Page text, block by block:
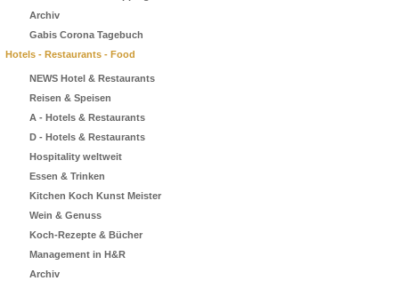
Archiv
Gabis Corona Tagebuch
Hotels - Restaurants - Food
NEWS Hotel & Restaurants
Reisen & Speisen
A - Hotels & Restaurants
D - Hotels & Restaurants
Hospitality weltweit
Essen & Trinken
Kitchen Koch Kunst Meister
Wein & Genuss
Koch-Rezepte & Bücher
Management in H&R
Archiv